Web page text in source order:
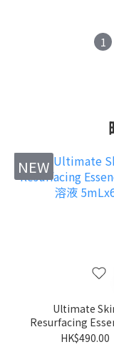
1
NEW
Ultimate
Resurfacing
孔溶液 5mLx6
HK$490.00